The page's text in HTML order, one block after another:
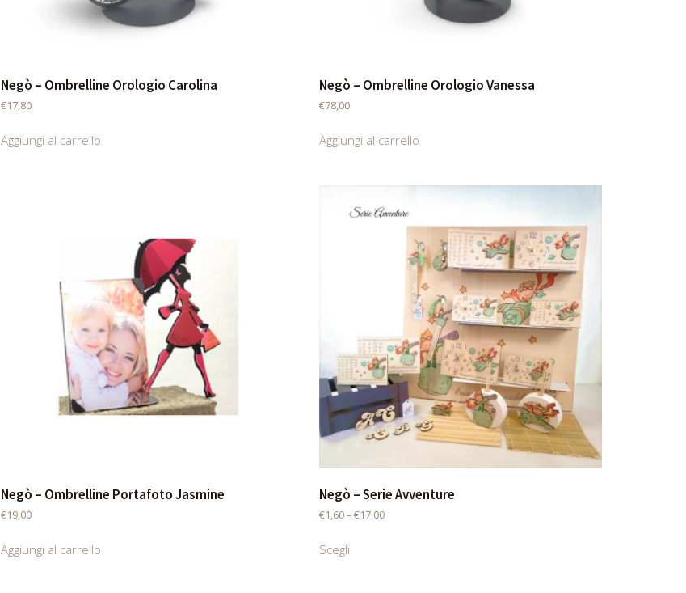
Negò – Ombrelline Orologio Carolina
€17,80
Aggiungi al carrello
Negò – Ombrelline Orologio Vanessa
€78,00
Aggiungi al carrello
Negò – Ombrelline Portafoto Jasmine
€19,00
Aggiungi al carrello
Negò – Serie Avventure
€1,60–€17,00
Scegli